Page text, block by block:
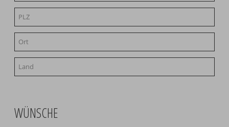
WÜNSCHE